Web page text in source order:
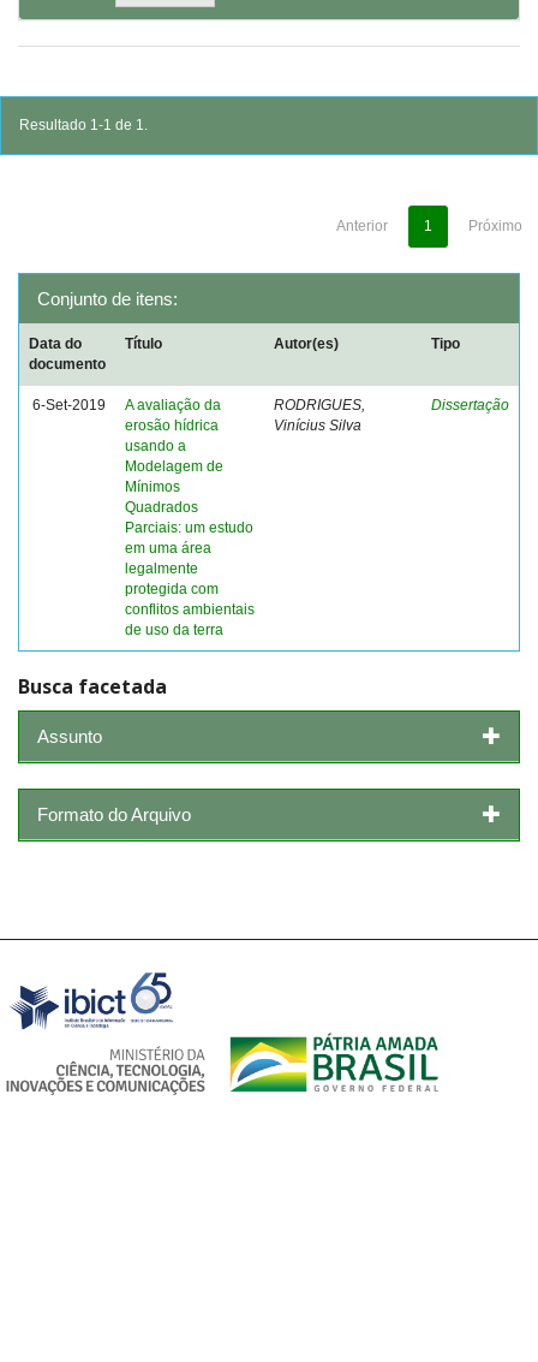
Resultado 1-1 de 1.
Anterior 1 Próximo
Conjunto de itens:
Data do
documento
Título Autor(es) Tipo
6-Set-2019
A avaliação da
erosão hídrica
usando a
Modelagem de
Mínimos
Quadrados
Parciais: um estudo
em uma área
legalmente
protegida com
conflitos ambientais
de uso da terra
RODRIGUES,
Vinícius Silva
Dissertação
Busca facetada
Assunto
Formato do Arquivo